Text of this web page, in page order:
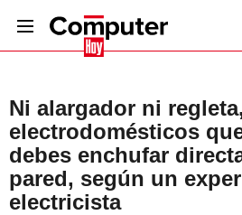
Ni alargador ni
electrodomésticos
debes enchufar
pared, según un
electricista